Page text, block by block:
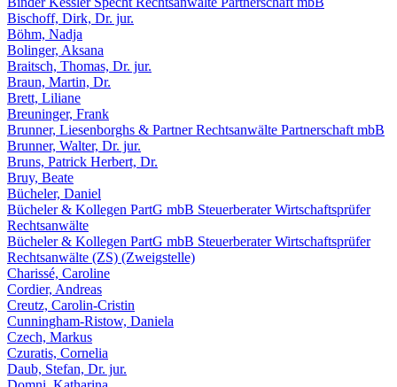
Bischoff, Dirk, Dr. jur.
Böhm, Nadja
Bolinger, Aksana
Braitsch, Thomas, Dr. jur.
Braun, Martin, Dr.
Brett, Liliane
Breuninger, Frank
Brunner, Liesenborghs & Partner Rechtsanwälte Partnerschaft mbB
Brunner, Walter, Dr. jur.
Bruns, Patrick Herbert, Dr.
Bruy, Beate
Bücheler, Daniel
Bücheler & Kollegen PartG mbB Steuerberater Wirtschaftsprüfer
Rechtsanwälte
Bücheler & Kollegen PartG mbB Steuerberater Wirtschaftsprüfer
Rechtsanwälte (ZS) (Zweigstelle)
Charissé, Caroline
Cordier, Andreas
Creutz, Carolin-Cristin
Cunningham-Ristow, Daniela
Czech, Markus
Czuratis, Cornelia
Daub, Stefan, Dr. jur.